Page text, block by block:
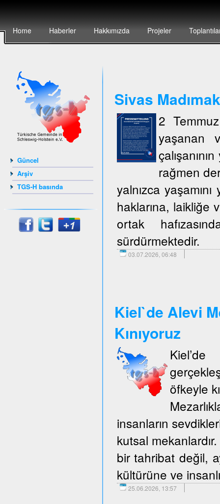
Home Haberler Hakkımızda Projeler
Güncel
Arşiv
TGS-H basında
Sivas
2
yaşanan
rağmen
yalnızca
haklarına, laikliğe
ortak
sürdürmektedir.
03.07.2026, 06:48
Kiel`de Alevi
Kınıyoruz
öfkeyle
insanların
kutsal
bir tahribat değil,
kültürüne ve
25.06.2026, 13:57